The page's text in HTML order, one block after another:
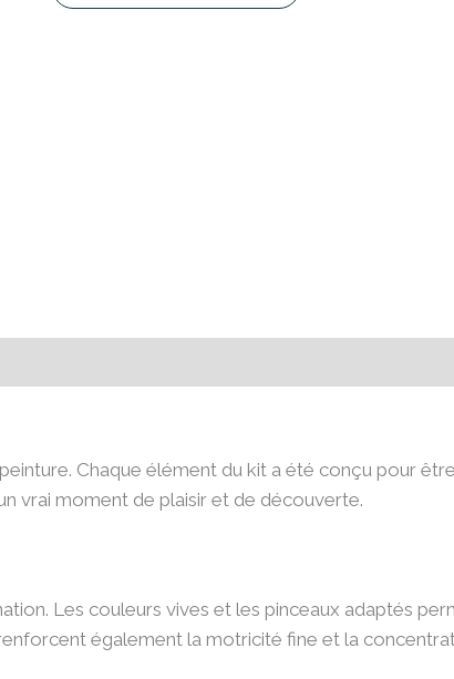
Chaque élément du kit a été conçu pour
vrai moment de plaisir et de découverte.
Les couleurs vives et les pinceaux adaptés
également la motricité fine et la